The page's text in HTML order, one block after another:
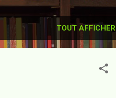
TOUT AFFICHER